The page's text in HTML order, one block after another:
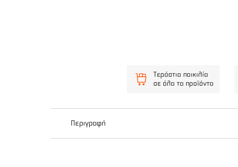
Τεράστια ποικιλία
σε όλα τα προϊόντα
Περιγραφή